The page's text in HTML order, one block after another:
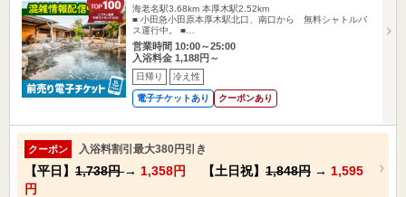
海老名駅3.68km 本厚木駅2.52km
■ 小田急小田原本厚木駅北口、南口から 無料シャトルバ
ス運行中。 ■…
営業時間 10:00～25:00
入浴料金 1,188円～
日帰り 冷え性
電子チケットあり クーポンあり
クーポン 入浴料割引最大380円引き
【平日】 1,738円→ 1,358円 【土日祝】 1,848円 → 1,595
円